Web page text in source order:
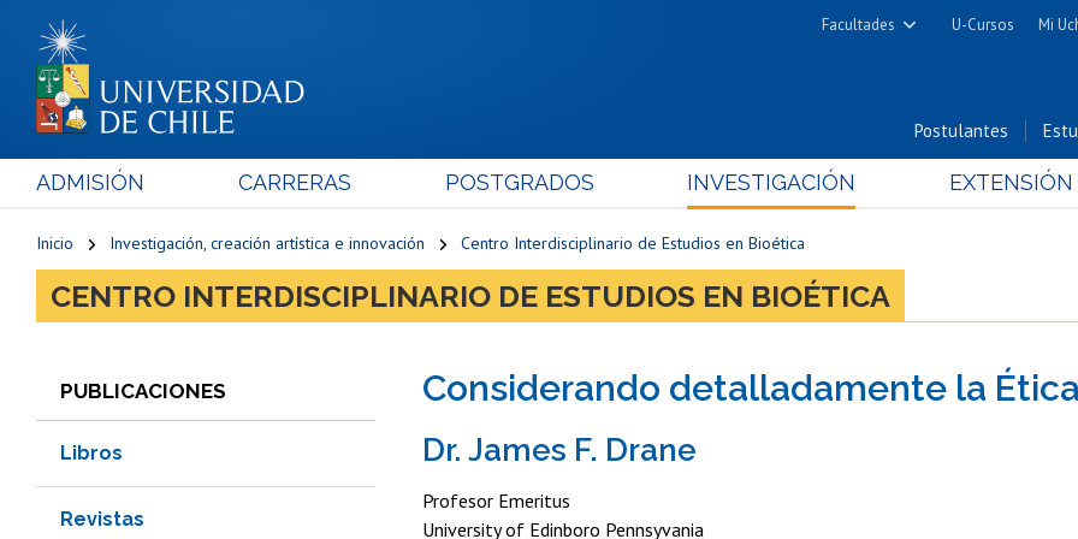
Facultades
Cs. Físicas y Matemáticas
Cs. Químicas y Farmacéuticas
Filosofía y Humanidades
Estudios Avanzados en Educación
U-Cursos Mi
Postulantes
ADMISIÓN CARRERAS POSTGRADOS INVESTIGACIÓN EXTENSIÓN
Inicio Investigación, creación artística e innovación Centro Interdisciplinario de Estudios en Bioética
CENTRO INTERDISCIPLINARIO DE ESTUDIOS EN BIOÉTICA
PUBLICACIONES
Libros
Revistas
Considerando detalladamente la
Dr. James F. Drane
Profesor Emeritus
University of Edinboro Pennsyvania